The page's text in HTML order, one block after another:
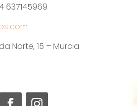
637145969
Norte, 15 – Murcia